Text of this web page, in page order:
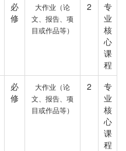
必
修
大作业（论
文、报告、项
目或作品等）
2
专
业
核
心
课
程
必
修
大作业（论
文、报告、项
目或作品等）
2
专
业
核
心
课
程